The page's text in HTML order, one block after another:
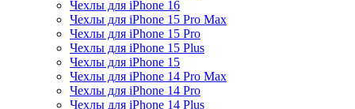
Чехлы для iPhone 16
Чехлы для iPhone 15 Pro Max
Чехлы для iPhone 15 Pro
Чехлы для iPhone 15 Plus
Чехлы для iPhone 15
Чехлы для iPhone 14 Pro Max
Чехлы для iPhone 14 Pro
Чехлы для iPhone 14 Plus